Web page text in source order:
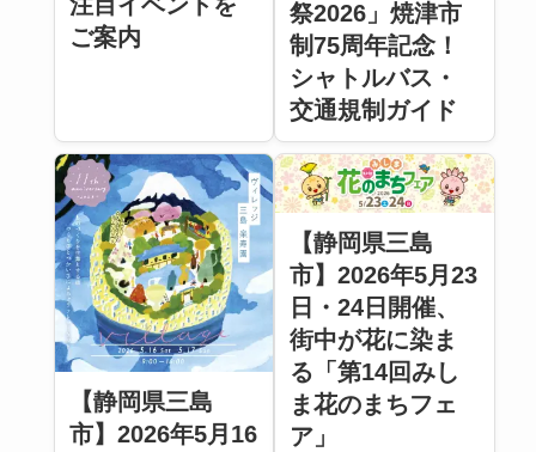
ご案内
祭2026」焼津市
制75周年記念！
シャトルバス・
交通規制ガイド
【静岡県三島
市】2026年5月16
【静岡県三島
市】2026年5月23
日・24日開催、
街中が花に染ま
る「第14回みし
ま花のまちフェ
ア」